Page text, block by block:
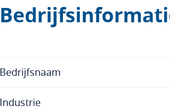
Bedrijfsnaam
Industrie